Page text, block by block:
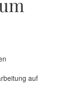
auf